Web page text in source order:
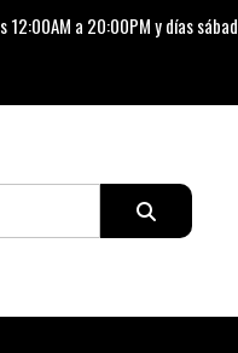
12:00AM a 20:00PM y días